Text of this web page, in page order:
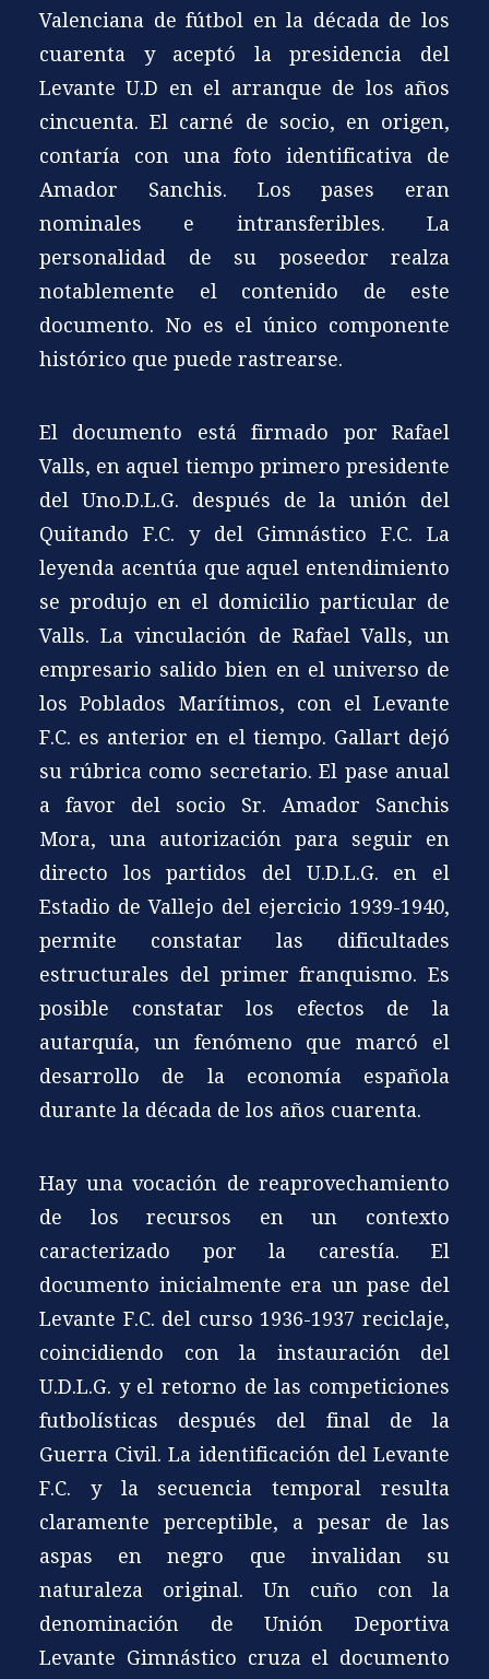
Valenciana de fútbol en la década de los
cuarenta y aceptó la presidencia del
Levante U.D en el arranque de los años
cincuenta. El carné de socio, en origen,
contaría con una foto identificativa de
Amador Sanchis. Los pases eran
nominales e intransferibles. La
personalidad de su poseedor realza
notablemente el contenido de este
documento. No es el único componente
histórico que puede rastrearse.
El documento está firmado por Rafael
Valls, en aquel tiempo primero presidente
del Uno.D.L.G. después de la unión del
Quitando F.C. y del Gimnástico F.C. La
leyenda acentúa que aquel entendimiento
se produjo en el domicilio particular de
Valls. La vinculación de Rafael Valls, un
empresario salido bien en el universo de
los Poblados Marítimos, con el Levante
F.C. es anterior en el tiempo. Gallart dejó
su rúbrica como secretario. El pase anual
a favor del socio Sr. Amador Sanchis
Mora, una autorización para seguir en
directo los partidos del U.D.L.G. en el
Estadio de Vallejo del ejercicio 1939-1940,
permite constatar las dificultades
estructurales del primer franquismo. Es
posible constatar los efectos de la
autarquía, un fenómeno que marcó el
desarrollo de la economía española
durante la década de los años cuarenta.
Hay una vocación de reaprovechamiento
de los recursos en un contexto
caracterizado por la carestía. El
documento inicialmente era un pase del
Levante F.C. del curso 1936-1937 reciclaje,
coincidiendo con la instauración del
U.D.L.G. y el retorno de las competiciones
futbolísticas después del final de la
Guerra Civil. La identificación del Levante
F.C. y la secuencia temporal resulta
claramente perceptible, a pesar de las
aspas en negro que invalidan su
naturaleza original. Un cuño con la
denominación de Unión Deportiva
Levante Gimnástico cruza el documento